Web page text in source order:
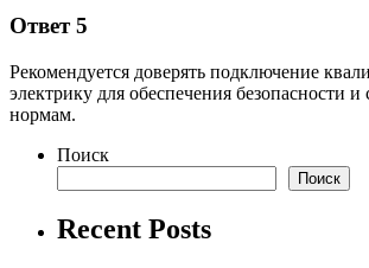
Ответ 5
Рекомендуется доверять подключение
электрику для обеспечения безопасности и
нормам.
Поиск
Поиск
Recent Posts